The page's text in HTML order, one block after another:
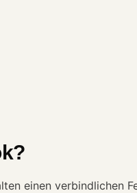
einen verbindlichen